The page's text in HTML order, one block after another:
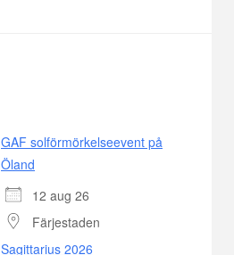
GAF solförmörkelseevent på
Öland
12 aug 26
Färjestaden
Sagittarius 2026